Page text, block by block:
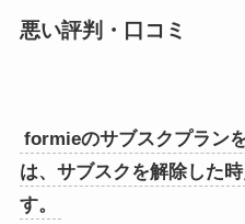
悪い評判・口コミ
formieのサブスクプラン
は、サブスクを解除した
す。